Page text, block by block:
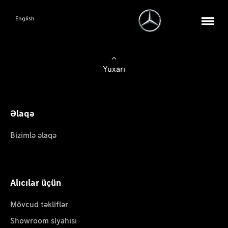
English
Yuxarı
Əlaqə
Bizimlə əlaqə
Alıcılar üçün
Mövcud təkliflər
Showroom siyahısı